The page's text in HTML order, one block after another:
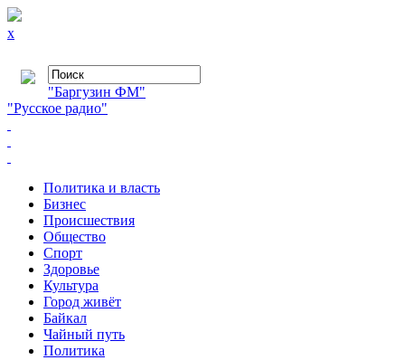
x
"Баргузин ФМ"
"Русское радио"
Политика и власть
Бизнес
Происшествия
Общество
Cпорт
Здоровье
Культура
Город живёт
Байкал
Чайный путь
Политика